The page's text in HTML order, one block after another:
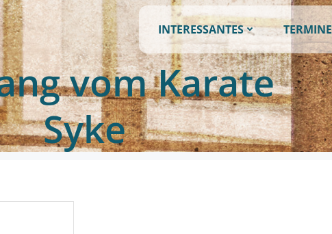
INTERESSANTES TERMINE
vom Karate
Syke